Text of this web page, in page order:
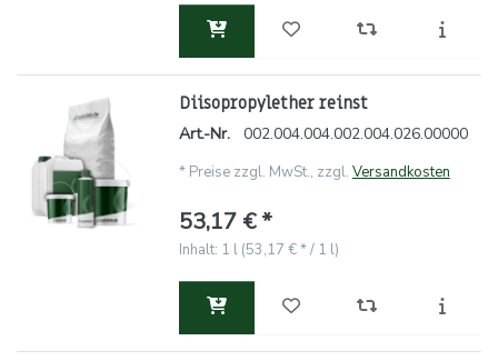
Diisopropylether reinst
Art.-Nr. 002.004.004.002.004.026.00000
* Preise zzgl. MwSt., zzgl. Versandkosten
53,17 € *
Inhalt: 1 l (53,17 € * / 1 l)